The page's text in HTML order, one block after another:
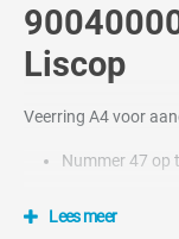
Liscop
Veerring A4 voor
Nummer 47 op
Lees meer